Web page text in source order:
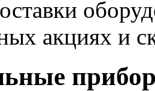
акциях и